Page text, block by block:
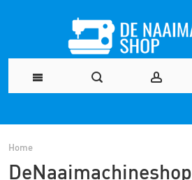
Home
DeNaaimachineshop